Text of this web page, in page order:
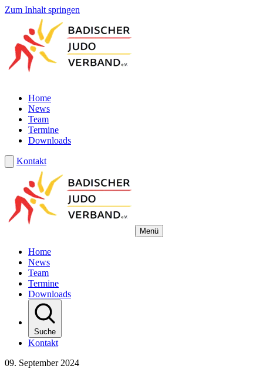
Zum Inhalt springen
Home
News
Team
Termine
Downloads
Kontakt
Menü
Home
News
Team
Termine
Downloads
Suche
Kontakt
09. September 2024